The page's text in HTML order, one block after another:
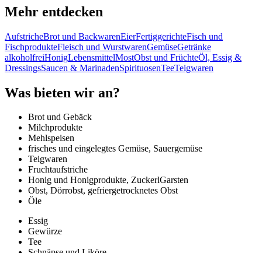
Mehr entdecken
AufstricheBrot und BackwarenEierFertiggerichteFisch und
FischprodukteFleisch und WurstwarenGemüseGetränke
alkoholfreiHonigLebensmittelMostObst und FrüchteÖl, Essig &
DressingsSaucen & MarinadenSpirituosenTeeTeigwaren
Was bieten wir an?
Brot und Gebäck
Milchprodukte
Mehlspeisen
frisches und eingelegtes Gemüse, Sauergemüse
Teigwaren
Fruchtaufstriche
Honig und Honigprodukte, ZuckerlGarsten
Obst, Dörrobst, gefriergetrocknetes Obst
Öle
Essig
Gewürze
Tee